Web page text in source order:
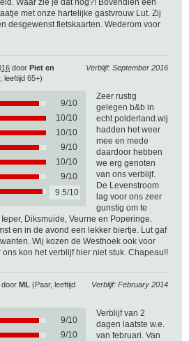
Waar zie je dat nog?! Bovendien een
met onze hartelijke gastvrouw Lut. Zij
desgewenst fietskaarten. Wederom voor
Verblijf: September 2016
door Piet en
leeftijd 65+)
9/10
10/10
10/10
9/10
10/10
9/10
9.5/10
Zeer rustig
gelegen b&b in
echt polderland.wij
hadden het weer
mee en mede
daardoor hebben
we erg genoten
van ons verblijf.
De Levenstroom
lag voor ons zeer
gunstig om te
Diksmuide, Veurne en Poperinge.
en in de avond een lekker biertje. Lut gaf
Wij kozen de Westhoek ook voor
ons kon het verblijf hier niet stuk. Chapeau!!
Verblijf: February 2014
door ML (Paar, leeftijd
9/10
9/10
Verblijf van 2
dagen laatste w.e.
van februari. Van